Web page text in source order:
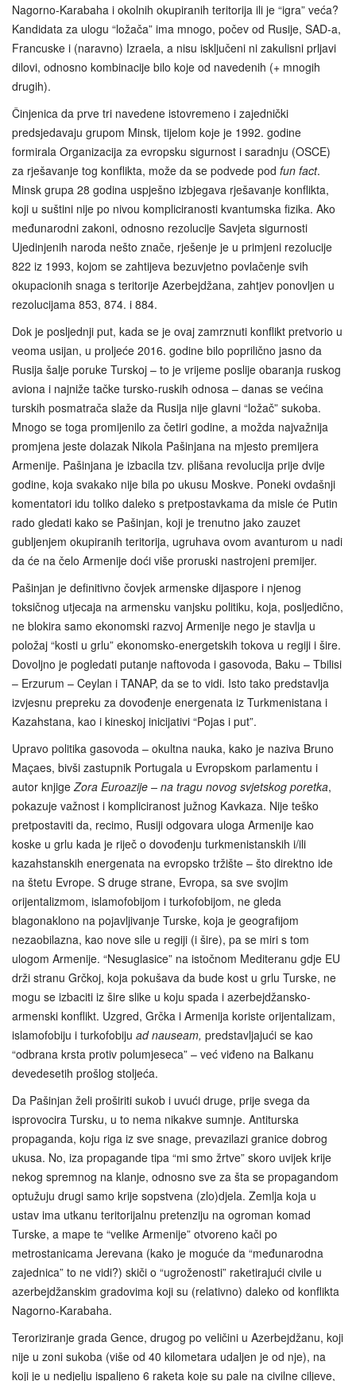
Nagorno-Karabaha i okolnih okupiranih teritorija ili je “igra” veća?
Kandidata za ulogu “ložača” ima mnogo, počev od Rusije, SAD-a,
Francuske i (naravno) Izraela, a nisu isključeni ni zakulisni prljavi
dilovi, odnosno kombinacije bilo koje od navedenih (+ mnogih
drugih).
Činjenica da prve tri navedene istovremeno i zajednički
predsjedavaju grupom Minsk, tijelom koje je 1992. godine
formirala Organizacija za evropsku sigurnost i saradnju (OSCE)
za rješavanje tog konflikta, može da se podvede pod fun fact.
Minsk grupa 28 godina uspješno izbjegava rješavanje konflikta,
koji u suštini nije po nivou kompliciranosti kvantumska fizika. Ako
međunarodni zakoni, odnosno rezolucije Savjeta sigurnosti
Ujedinjenih naroda nešto znače, rješenje je u primjeni rezolucije
822 iz 1993, kojom se zahtijeva bezuvjetno povlačenje svih
okupacionih snaga s teritorije Azerbejdžana, zahtjev ponovljen u
rezolucijama 853, 874. i 884.
Dok je posljednji put, kada se je ovaj zamrznuti konflikt pretvorio u
veoma usijan, u proljeće 2016. godine bilo poprilično jasno da
Rusija šalje poruke Turskoj – to je vrijeme poslije obaranja ruskog
aviona i najniže tačke tursko-ruskih odnosa – danas se većina
turskih posmatrača slaže da Rusija nije glavni “ložač” sukoba.
Mnogo se toga promijenilo za četiri godine, a možda najvažnija
promjena jeste dolazak Nikola Pašinjana na mjesto premijera
Armenije. Pašinjana je izbacila tzv. plišana revolucija prije dvije
godine, koja svakako nije bila po ukusu Moskve. Poneki ovdašnji
komentatori idu toliko daleko s pretpostavkama da misle će Putin
rado gledati kako se Pašinjan, koji je trenutno jako zauzet
gubljenjem okupiranih teritorija, ugruhava ovom avanturom u nadi
da će na čelo Armenije doći više proruski nastrojeni premijer.
Pašinjan je definitivno čovjek armenske dijaspore i njenog
toksičnog utjecaja na armensku vanjsku politiku, koja, posljedično,
ne blokira samo ekonomski razvoj Armenije nego je stavlja u
položaj “kosti u grlu” ekonomsko-energetskih tokova u regiji i šire.
Dovoljno je pogledati putanje naftovoda i gasovoda, Baku – Tbilisi
– Erzurum – Ceylan i TANAP, da se to vidi. Isto tako predstavlja
izvjesnu prepreku za dovođenje energenata iz Turkmenistana i
Kazahstana, kao i kineskoj inicijativi “Pojas i put”.
Upravo politika gasovoda – okultna nauka, kako je naziva Bruno
Maçaes, bivši zastupnik Portugala u Evropskom parlamentu i
autor knjige Zora Euroazije – na tragu novog svjetskog poretka,
pokazuje važnost i kompliciranost južnog Kavkaza. Nije teško
pretpostaviti da, recimo, Rusiji odgovara uloga Armenije kao
koske u grlu kada je riječ o dovođenju turkmenistanskih i/ili
kazahstanskih energenata na evropsko tržište – što direktno ide
na štetu Evrope. S druge strane, Evropa, sa sve svojim
orijentalizmom, islamofobijom i turkofobijom, ne gleda
blagonaklono na pojavljivanje Turske, koja je geografijom
nezaobilazna, kao nove sile u regiji (i šire), pa se miri s tom
ulogom Armenije. “Nesuglasice” na istočnom Mediteranu gdje EU
drži stranu Grčkoj, koja pokušava da bude kost u grlu Turske, ne
mogu se izbaciti iz šire slike u koju spada i azerbejdžansko-
armenski konflikt. Uzgred, Grčka i Armenija koriste orijentalizam,
islamofobiju i turkofobiju ad nauseam, predstavljajući se kao
“odbrana krsta protiv polumjeseca” – već viđeno na Balkanu
devedesetih prošlog stoljeća.
Da Pašinjan želi proširiti sukob i uvući druge, prije svega da
isprovocira Tursku, u to nema nikakve sumnje. Antiturska
propaganda, koju riga iz sve snage, prevazilazi granice dobrog
ukusa. No, iza propagande tipa “mi smo žrtve” skoro uvijek krije
nekog spremnog na klanje, odnosno sve za šta se propagandom
optužuju drugi samo krije sopstvena (zlo)djela. Zemlja koja u
ustav ima utkanu teritorijalnu pretenziju na ogroman komad
Turske, a mape te “velike Armenije” otvoreno kači po
metrostanicama Jerevana (kako je moguće da “međunarodna
zajednica” to ne vidi?) skiči o “ugroženosti” raketirajući civile u
azerbejdžanskim gradovima koji su (relativno) daleko od konflikta
Nagorno-Karabaha.
Teroriziranje grada Gence, drugog po veličini u Azerbejdžanu, koji
nije u zoni sukoba (više od 40 kilometara udaljen je od nje), na
koji je u nedjelju ispaljeno 6 raketa koje su pale na civilne ciljeve,